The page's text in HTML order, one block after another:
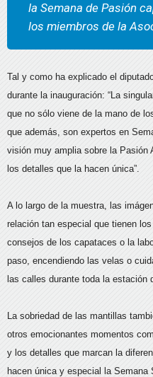
la Semana de Pasión
los miembros de la
Tal y como ha explicado el
durante la inauguración: “La
que no sólo viene de la mano de
que además, son expertos en
visión muy amplia sobre la Pasión
los detalles que la hacen única”.
A lo largo de la muestra, las
relación tan especial que tienen
consejos de los capataces o la
paso, encendiendo las velas o
las calles durante toda la estación
La sobriedad de las mantillas
otros emocionantes momentos
y los detalles que marcan la
hacen única y especial la Semana